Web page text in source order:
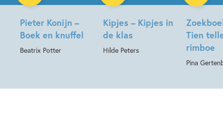
Pieter Konijn –
Boek en knuffel
Beatrix Potter
Kipjes – Kipjes in
de klas
Hilde Peters
Tien
rimboe
Pina